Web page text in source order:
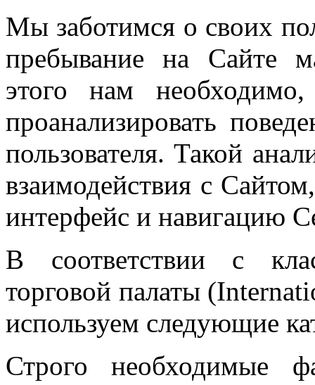
Мы заботимся о своих
пребывание на Сайте
этого нам
проанализировать
пользователя. Такой
взаимодействия с
интерфейс и навигацию
В соответствии с
торговой палаты
используем следующие
Строго